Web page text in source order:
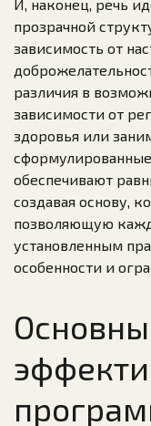
И, наконец, речь
прозрачной
зависимость от
различия в
зависимости от
здоровья или
обеспечивают
создавая основу,
позволяющую
установленным
особенности и